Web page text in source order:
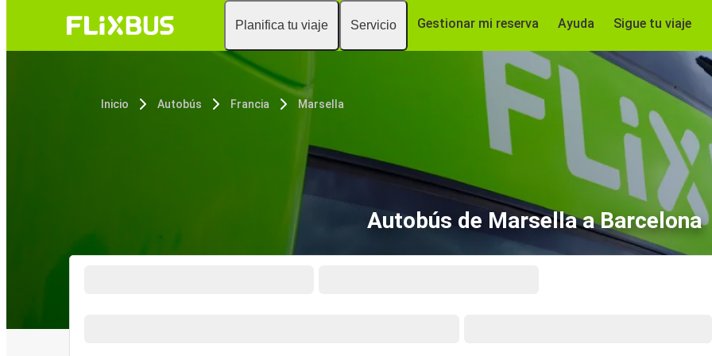
Planifica tu viaje Servicio Gestionar mi reserva Ayuda Sigue tu viaje
Inicio Autobús Francia Marsella
Autobús de Marsella a Barcelona